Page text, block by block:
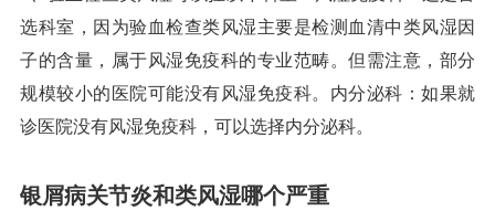
选科室，因为验血检查类风湿主要是检测血清中类风湿因
子的含量，属于风湿免疫科的专业范畴。但需注意，部分
规模较小的医院可能没有风湿免疫科。内分泌科：如果就
诊医院没有风湿免疫科，可以选择内分泌科。
银屑病关节炎和类风湿哪个严重